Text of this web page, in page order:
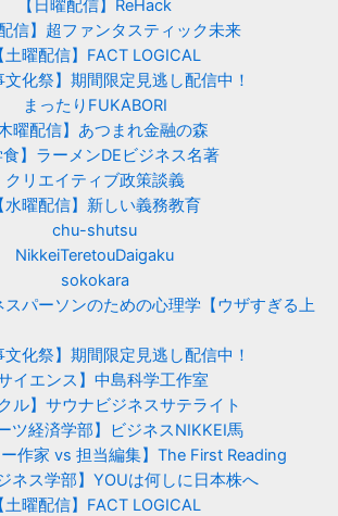
【日曜配信】ReHack
配信】超ファンタスティック未来
土曜配信】FACT LOGICAL
文化祭】期間限定見逃し配信中！
まったりFUKABORI
木曜配信】あつまれ金融の森
食】ラーメンDEビジネス名著
クリエイティブ政策談義
水曜配信】新しい義務教育
chu-shutsu
NikkeiTeretouDaigaku
sokokara
スパーソンのための心理学【ウザすぎる上
文化祭】期間限定見逃し配信中！
サイエンス】中島科学工作室
クル】サウナビジネスサテライト
ツ経済学部】ビジネスNIKKEI馬
ー作家 vs 担当編集】The First Reading
ネス学部】YOUは何しに日本株へ
土曜配信】FACT LOGICAL